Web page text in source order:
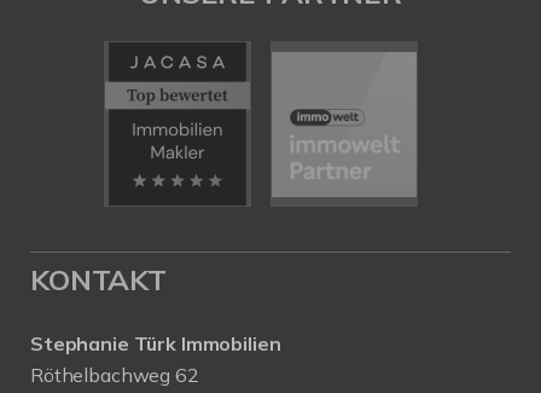
KONTAKT
Stephanie Türk Immobilien
Röthelbachweg 62